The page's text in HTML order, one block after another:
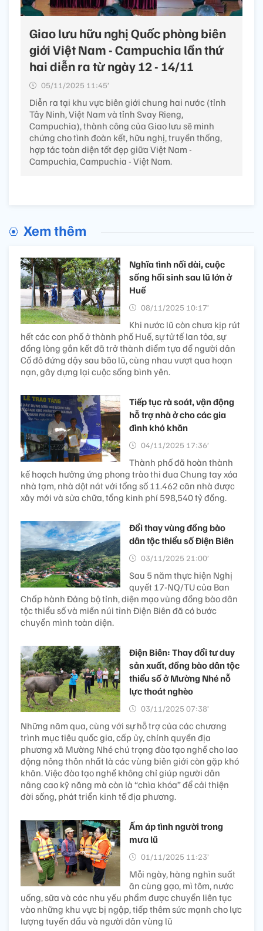
Giao lưu hữu nghị Quốc phòng biên
giới Việt Nam - Campuchia lần thứ
hai diễn ra từ ngày 12 - 14/11
05/11/2025 11:45’
Diễn ra tại khu vực biên giới chung hai nước (tỉnh
Tây Ninh, Việt Nam và tỉnh Svay Rieng,
Campuchia), thành công của Giao lưu sẽ minh
chứng cho tình đoàn kết, hữu nghị, truyền thống,
hợp tác toàn diện tốt đẹp giữa Việt Nam -
Campuchia, Campuchia - Việt Nam.
Xem thêm
Nghĩa tình nối dài, cuộc
sống hồi sinh sau lũ lớn ở
Huế
08/11/2025 10:17’
Khi nước lũ còn chưa kịp rút
hết các con phố ở thành phố Huế, sự tử tế lan tỏa, sự
đồng lòng gắn kết đã trở thành điểm tựa để người dân
Cố đô đứng dậy sau bão lũ, cùng nhau vượt qua hoạn
nạn, gây dựng lại cuộc sống bình yên.
Tiếp tục rà soát, vận động
hỗ trợ nhà ở cho các gia
đình khó khăn
04/11/2025 17:36’
Thành phố đã hoàn thành
kế hoạch hưởng ứng phong trào thi đua Chung tay xóa
nhà tạm, nhà dột nát với tổng số 11.462 căn nhà được
xây mới và sửa chữa, tổng kinh phí 598,540 tỷ đồng.
Đổi thay vùng đồng bào
dân tộc thiểu số Điện Biên
03/11/2025 21:00’
Sau 5 năm thực hiện Nghị
quyết 17-NQ/TU của Ban
Chấp hành Đảng bộ tỉnh, diện mạo vùng đồng bào dân
tộc thiểu số và miền núi tỉnh Điện Biên đã có bước
chuyển mình toàn diện.
Điện Biên: Thay đổi tư duy
sản xuất, đồng bào dân tộc
thiểu số ở Mường Nhé nỗ
lực thoát nghèo
03/11/2025 07:38’
Những năm qua, cùng với sự hỗ trợ của các chương
trình mục tiêu quốc gia, cấp ủy, chính quyền địa
phương xã Mường Nhé chú trọng đào tạo nghề cho lao
động nông thôn nhất là các vùng biên giới còn gặp khó
khăn. Việc đào tạo nghề không chỉ giúp người dân
nâng cao kỹ năng mà còn là “chìa khóa” để cải thiện
đời sống, phát triển kinh tế địa phương.
Ấm áp tình người trong
mưa lũ
01/11/2025 11:23’
Mỗi ngày, hàng nghìn suất
ăn cùng gạo, mì tôm, nước
uống, sữa và các nhu yếu phẩm được chuyển liên tục
vào những khu vực bị ngập, tiếp thêm sức mạnh cho lực
lượng tuyến đầu và người dân vùng lũ